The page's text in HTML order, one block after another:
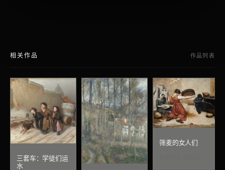
相关作品 作品列表
三套车：学徒们运
水
筛麦的女人们